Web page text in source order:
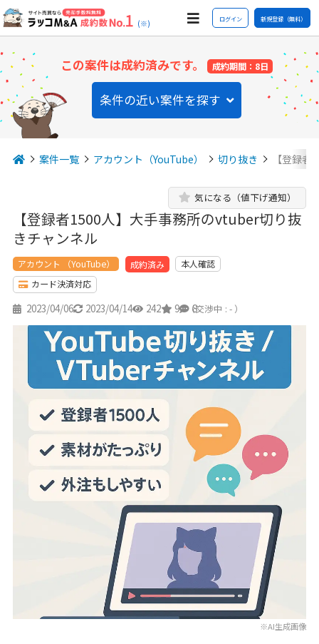
(※) ログイン 新規登録（無料）
この案件は成約済みです。 成約期間：8日
条件の近い案件を探す
案件一覧 アカウント（YouTube） 切り抜き 【登録
【登録者1500人】大手事務所のvtuber切り抜
きチャンネル
気になる（値下げ通知）
アカウント （YouTube） 成約済み
本人確認
カード決済対応
2023/04/06 2023/04/14 242 9 8
（交渉中 : - ）
※AI生成画像